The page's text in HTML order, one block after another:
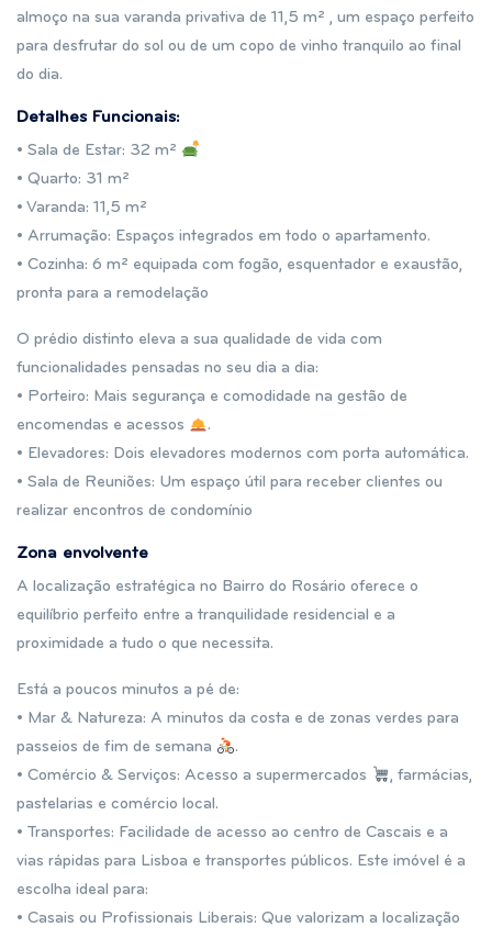
almoço na sua varanda privativa de 11,5 m² , um espaço perfeito
para desfrutar do sol ou de um copo de vinho tranquilo ao final
do dia.
Detalhes Funcionais:
• Sala de Estar: 32 m²
• Quarto: 31 m²
• Varanda: 11,5 m²
• Arrumação: Espaços integrados em todo o apartamento.
• Cozinha: 6 m² equipada com fogão, esquentador e exaustão,
pronta para a remodelação
O prédio distinto eleva a sua qualidade de vida com
funcionalidades pensadas no seu dia a dia:
• Porteiro: Mais segurança e comodidade na gestão de
encomendas e acessos
.
• Elevadores: Dois elevadores modernos com porta automática.
• Sala de Reuniões: Um espaço útil para receber clientes ou
realizar encontros de condomínio
Zona envolvente
A localização estratégica no Bairro do Rosário oferece o
equilíbrio perfeito entre a tranquilidade residencial e a
proximidade a tudo o que necessita.
Está a poucos minutos a pé de:
• Mar & Natureza: A minutos da costa e de zonas verdes para
passeios de fim de semana
.
• Comércio & Serviços: Acesso a supermercados
, farmácias,
pastelarias e comércio local.
• Transportes: Facilidade de acesso ao centro de Cascais e a
vias rápidas para Lisboa e transportes públicos. Este imóvel é a
escolha ideal para:
• Casais ou Profissionais Liberais: Que valorizam a localização